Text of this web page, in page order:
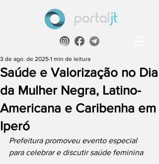
Saúde e Valorização no Dia
da Mulher Negra, Latino-
Americana e Caribenha em
Iperó
3 de ago. de 2025 1 min de leitura
Prefeitura promoveu evento especial
para celebrar e discutir saúde feminina